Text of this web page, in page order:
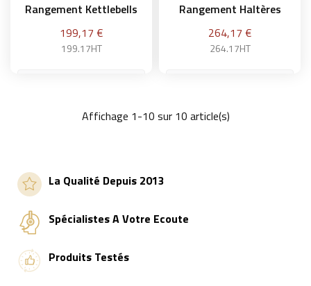
Rangement Kettlebells
Prix
199,17 €
199.17HT
Ajouter au panier
Rangement Haltères
Prix
264,17 €
264.17HT
Ajouter au panier
Affichage 1-10 sur 10 article(s)
La Qualité Depuis 2013
Spécialistes A Votre Ecoute
Produits Testés